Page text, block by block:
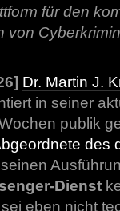
für den
Dr. Martin J.
in seiner
publik
des
Dienst
eben nicht